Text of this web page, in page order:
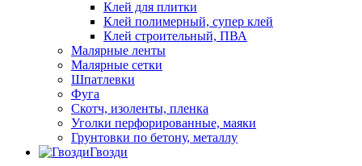
Клей для плитки
Клей полимерный, супер клей
Клей строительный, ПВА
Малярные ленты
Малярные сетки
Шпатлевки
Фуга
Скотч, изоленты, пленка
Уголки перфорированные, маяки
Грунтовки по бетону, металлу
Гвозди